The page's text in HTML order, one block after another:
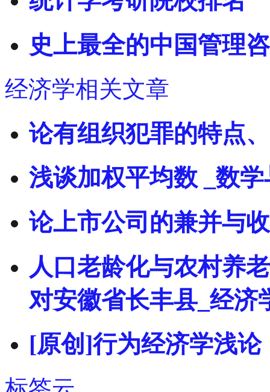
史上最全的中国管理
经济学相关文章
论有组织犯罪的特点
浅谈加权平均数 _数
论上市公司的兼并与
人口老龄化与农村养
对安徽省长丰县_经济
[原创]行为经济学浅论